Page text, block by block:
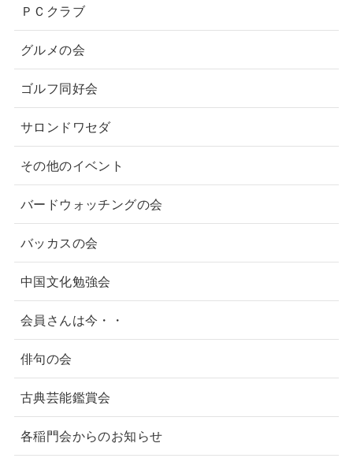
ＰＣクラブ
グルメの会
ゴルフ同好会
サロンドワセダ
その他のイベント
バードウォッチングの会
バッカスの会
中国文化勉強会
会員さんは今・・
俳句の会
古典芸能鑑賞会
各稲門会からのお知らせ